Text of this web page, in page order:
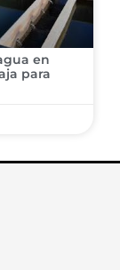
en
para